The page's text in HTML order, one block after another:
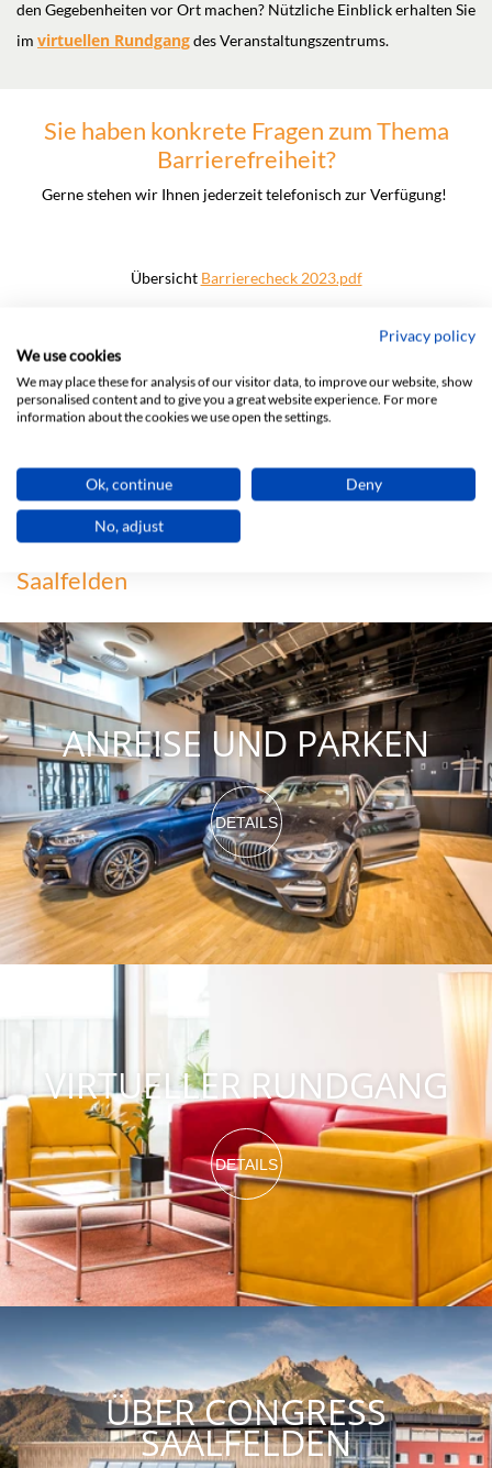
den Gegebenheiten vor Ort machen? Nützliche Einblick erhalten Sie
im virtuellen Rundgangdes Veranstaltungszentrums.
Sie haben konkrete Fragen zum Thema
Barrierefreiheit?
Gerne stehen wir Ihnen jederzeit telefonisch zur Verfügung!
Übersicht Barrierecheck 2023.pdf
Wissenswertes über den Congress
Saalfelden
ANREISE UND PARKEN
DETAILS
VIRTUELLER RUNDGANG
DETAILS
ÜBER CONGRESS
SAALFELDEN
Privacy policy
We use cookies
We may place these for analysis of our visitor data, to improve our website, show
personalised content and to give you a great website experience. For more
information about the cookies we use open the settings.
Ok, continue Deny
No, adjust